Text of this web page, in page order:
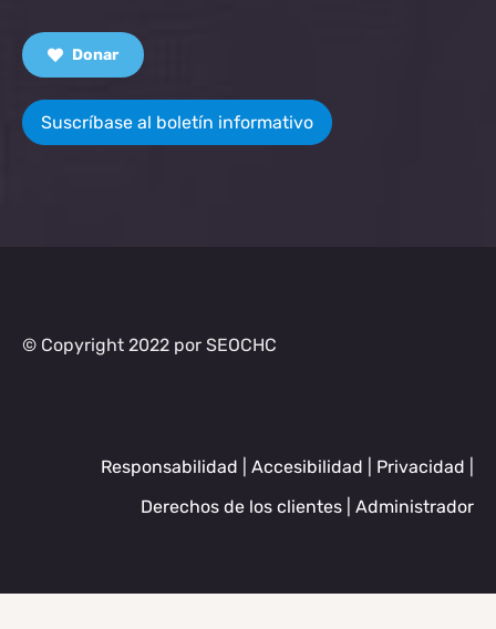
Donar
Suscríbase al boletín informativo
© Copyright 2022 por SEOCHC
Responsabilidad Accesibilidad Privacidad
Derechos de los clientes
Administrador